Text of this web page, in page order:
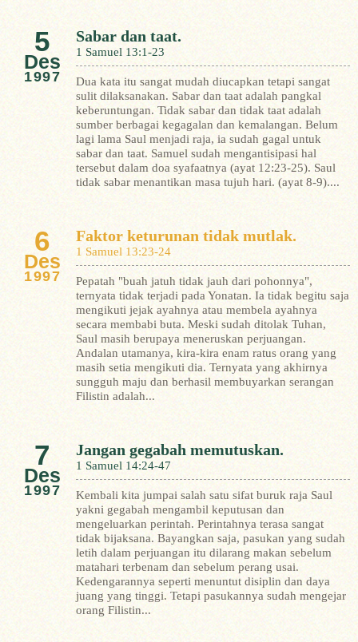
5
Des
1997
Sabar dan taat.
1 Samuel 13:1-23
Dua kata itu sangat mudah diucapkan tetapi sangat
sulit dilaksanakan. Sabar dan taat adalah pangkal
keberuntungan. Tidak sabar dan tidak taat adalah
sumber berbagai kegagalan dan kemalangan. Belum
lagi lama Saul menjadi raja, ia sudah gagal untuk
sabar dan taat. Samuel sudah mengantisipasi hal
tersebut dalam doa syafaatnya (ayat 12:23-25). Saul
tidak sabar menantikan masa tujuh hari. (ayat 8-9)....
6
Des
1997
Faktor keturunan tidak mutlak.
1 Samuel 13:23-24
Pepatah "buah jatuh tidak jauh dari pohonnya",
ternyata tidak terjadi pada Yonatan. Ia tidak begitu saja
mengikuti jejak ayahnya atau membela ayahnya
secara membabi buta. Meski sudah ditolak Tuhan,
Saul masih berupaya meneruskan perjuangan.
Andalan utamanya, kira-kira enam ratus orang yang
masih setia mengikuti dia. Ternyata yang akhirnya
sungguh maju dan berhasil membuyarkan serangan
Filistin adalah...
7
Des
1997
Jangan gegabah memutuskan.
1 Samuel 14:24-47
Kembali kita jumpai salah satu sifat buruk raja Saul
yakni gegabah mengambil keputusan dan
mengeluarkan perintah. Perintahnya terasa sangat
tidak bijaksana. Bayangkan saja, pasukan yang sudah
letih dalam perjuangan itu dilarang makan sebelum
matahari terbenam dan sebelum perang usai.
Kedengarannya seperti menuntut disiplin dan daya
juang yang tinggi. Tetapi pasukannya sudah mengejar
orang Filistin...